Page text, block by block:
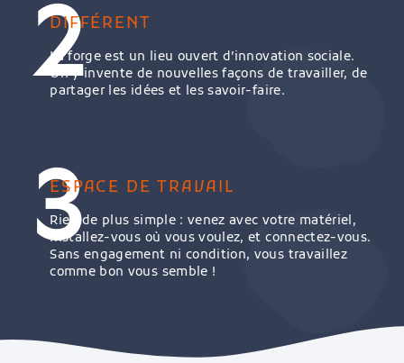
2
DIFFÉRENT
La forge est un lieu ouvert d’innovation sociale.
On y invente de nouvelles façons de travailler, de
partager les idées et les savoir-faire.
3
ESPACE DE TRAVAIL
Rien de plus simple : venez avec votre matériel,
installez-vous où vous voulez, et connectez-vous.
Sans engagement ni condition, vous travaillez
comme bon vous semble !